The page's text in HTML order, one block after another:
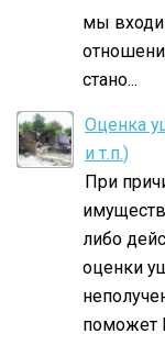
мы
стано...
Оценка
и т.п.)
При
либо
оценки
поможет